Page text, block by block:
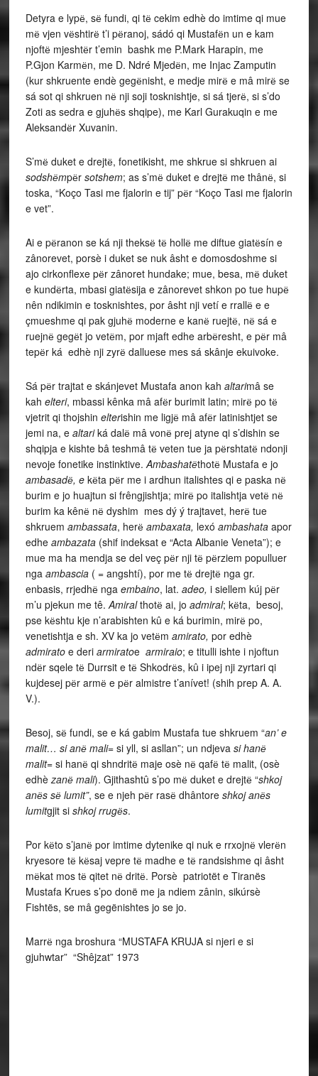
Detyra e lypё, sё fundi, qi tё cekim edhè do imtime qi mue
mё vjen vёshtirё t’i pёranoj, sádó qi Mustafёn un e kam
njoftё mjeshtёr t’emin bashk me P.Mark Harapin, me
P.Gjon Karmёn, me D. Ndré Mjedёn, me Injac Zamputin
(kur shkruente endè gegёnisht, e medje mirё e mâ mirё se
sá sot qi shkruen nё nji soji tosknishtje, si sá tjerё, si s’do
Zoti as sedra e gjuhёs shqipe), me Karl Gurakuqin e me
Aleksandёr Xuvanin.
S’mё duket e drejtё, fonetikisht, me shkrue si shkruen ai
sodshёmpёr sotshem; as s’mё duket e drejtё me thânё, si
toska, “Koço Tasi me fjalorin e tij” pёr “Koço Tasi me fjalorin
e vet”.
Ai e pёranon se ká nji theksё tё hollё me diftue giatёsín e
zânorevet, porsè i duket se nuk âsht e domosdoshme si
ajo cirkonflexe pёr zânoret hundake; mue, besa, mё duket
e kundёrta, mbasi giatёsija e zânorevet shkon po tue hupё
nên ndikimin e tosknishtes, por âsht nji vetí e rrallё e e
çmueshme qi pak gjuhё moderne e kanё ruejtё, nё sá e
ruejnё gegёt jo vetёm, por mjaft edhe arbёresht, e pёr mâ
tepёr ká edhè nji zyrё dalluese mes sá skânje ekuivoke.
Sá pёr trajtat e skánjevet Mustafa anon kah altarimâ se
kah elteri, mbassi kênka mâ afёr burimit latin; mirё po tё
vjetrit qi thojshin elterishin me ligjё mâ afёr latinishtjet se
jemi na, e altariká dalё mâ vonё prej atyne qi s’dishin se
shqipja e kishte bâ teshmâ tё veten tue ja pёrshtatё ndonji
nevoje fonetike instinktive.Ambashatёthotё Mustafa e jo
ambasadё, e kёta pёr me i ardhun italishtes qi e paska nё
burim e jo huajtun si frêngjishtja; mirё po italishtja vetё nё
burim ka kênё nё dyshim mes dý ý trajtavet, herё tue
shkruem ambassata, herё ambaxata, lexó ambashata apor
edhe ambazata (shif indeksat e “Acta Albanie Veneta”); e
mue ma ha mendja se del veç pёr nji tё pёrziem populluer
nga ambascia ( = angshtí), por me tё drejtё nga gr.
enbasis, rrjedhё nga embaino, lat. adeo, i siellem kúj pёr
m’u pjekun me tê.Amiralthotё ai, jo admiral; kёta, besoj,
pse kёshtu kje n’arabishten kû e ká burimin, mirё po,
venetishtja e sh. XV ka jo vetёm amirato, por edhè
admirato e deri armiratoe armiraio; e titulli ishte i njoftun
ndёr sqele tё Durrsit e tё Shkodrёs, kû i ipej nji zyrtari qi
kujdesej pёr armё e pёr almistre t’anívet! (shih prep A. A.
V.).
Besoj, sё fundi, se e ká gabim Mustafa tue shkruem “an’ e
malit… si anё mali= si yll, si asllan”; un ndjeva si hanё
malit= si hanё qi shndritё maje osè nё qafё tё malit, (osè
edhèzanё mali). Gjithashtû s’po mё duket e drejtё “shkoj
anёs sё lumit”, se e njeh pёr rasё dhântore shkoj anёs
lumitgjit si shkoj rrugёs.
Por kёto s’janё por imtime dytenike qi nuk e rrxojnё vlerёn
kryesore tё kёsaj vepre tё madhe e tё randsishme qi âsht
mёkat mos tё qitet nё dritё. Porsè patriotët e Tiranës
Mustafa Krues s’po donë me ja ndiem zânin, sikúrsè
Fishtës, se mâ gegënishtes jo se jo.
Marrё nga broshura “MUSTAFA KRUJA si njeri e si
gjuhwtar” “Shêjzat” 1973